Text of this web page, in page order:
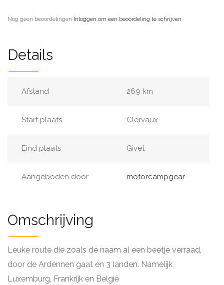
Nog geen beoordelingen·Inloggen om een beoordeling te schrijven
Details
Afstand 269 km
Start plaats Clervaux
Eind plaats Givet
Aangeboden door motorcampgear
Omschrijving
Leuke route die zoals de naam al een beetje verraad,
door de Ardennen gaat en 3 landen. Namelijk
Luxemburg, Frankrijk en België